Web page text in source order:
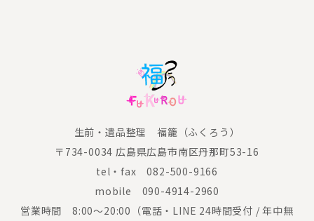
生前・遺品整理 福籠（ふくろう）
〒734-0034 広島県広島市南区丹那町53-16
tel・fax082-500-9166
mobile 090-4914-2960
営業時間 8:00～20:00（電話・LINE 24時間受付 / 年中無